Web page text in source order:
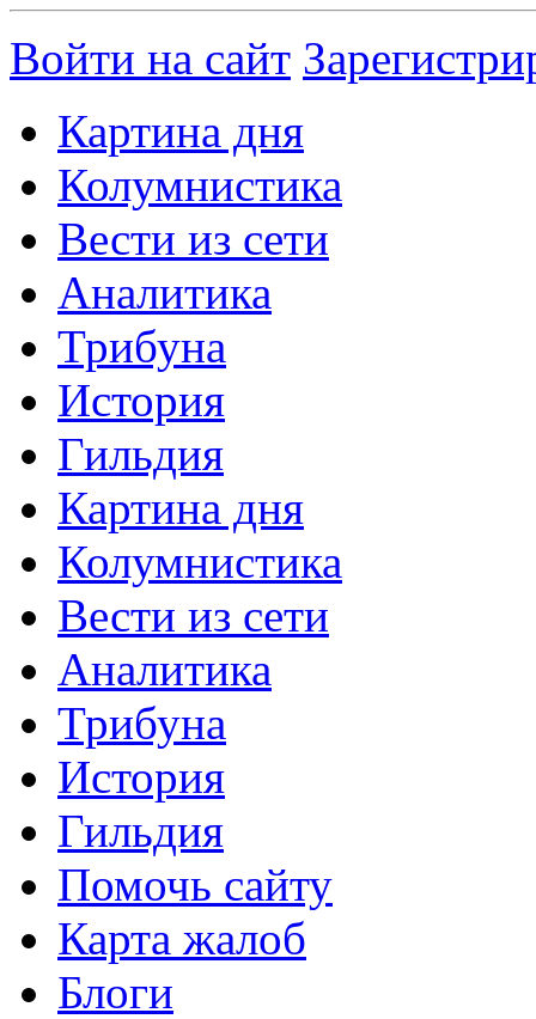
Войти на сайт
Картина дня
Колумнистика
Вести из сети
Аналитика
Трибуна
История
Гильдия
Картина дня
Колумнистика
Вести из сети
Аналитика
Трибуна
История
Гильдия
Помочь сайту
Карта жалоб
Блоги